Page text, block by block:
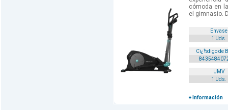
cómoda en
el gimnasio.
Envase
1 Uds.
Cï¿½digo de
UMV
1 Uds.
+ Información